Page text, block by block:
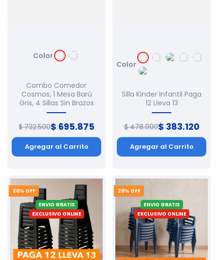
Color
Combo Comedor
Cosmos, 1 Mesa Barú
Gris, 4 Sillas Sin Brazos
$ 732.500$ 695.875
Agregar al Carrito
Color
Silla Kinder Infantil Paga
12 Lleva 13
$ 478.900$ 383.120
Agregar al Carrito
20% OFF
ENVIO GRATIS
EXCLUSIVO ONLINE
20% OFF
ENVIO GRATIS
EXCLUSIVO ONLINE